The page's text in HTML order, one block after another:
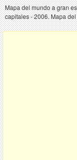
Mapa del mundo a gran
capitales - 2006. Mapa